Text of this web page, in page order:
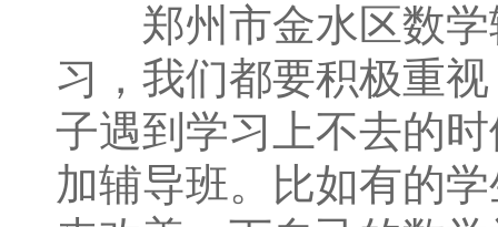
郑州市金水区数学
习，我们都要积极重
子遇到学习上不去的
加辅导班。比如有的